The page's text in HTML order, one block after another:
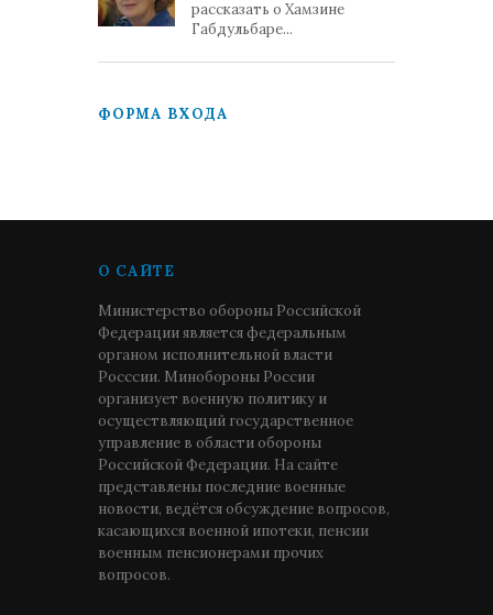
рассказать о Хамзине
Габдульбаре...
ФОРМА ВХОДА
О САЙТЕ
Министерство обороны Российской
Федерации является федеральным
органом исполнительной власти
Росссии. Минобороны России
организует военную политику и
осуществляющий государственное
управление в области обороны
Российской Федерации. На сайте
представлены последние военные
новости, ведётся обсуждение вопросов,
касающихся военной ипотеки, пенсии
военным пенсионерами прочих
вопросов.